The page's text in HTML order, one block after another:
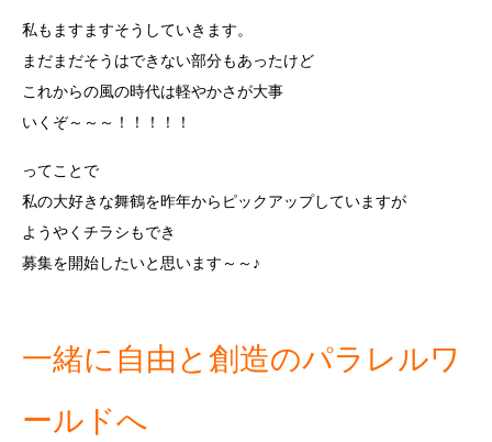
私もますますそうしていきます。
まだまだそうはできない部分もあったけど
これからの風の時代は軽やかさが大事
いくぞ～～～！！！！！
ってことで
私の大好きな舞鶴を昨年からピックアップしていますが
ようやくチラシもでき
募集を開始したいと思います～～♪
一緒に自由と創造のパラレルワ
ールドへ